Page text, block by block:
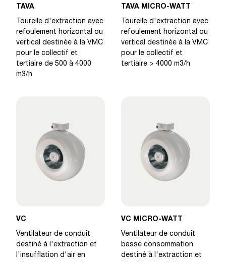
TAVA
Tourelle d'extraction avec
refoulement horizontal ou
vertical destinée à la VMC
pour le collectif et
tertiaire de 500 à 4000
m3/h
TAVA MICRO-WATT
Tourelle d'extraction avec
refoulement horizontal ou
vertical destinée à la VMC
pour le collectif et
tertiaire > 4000 m3/h
VC
Ventilateur de conduit
destiné à l'extraction et
l'insufflation d'air en
VC MICRO-WATT
Ventilateur de conduit
basse consommation
destiné à l'extraction et